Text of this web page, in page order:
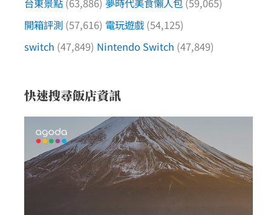
台東景點 (63,886) 夢時代美食懶人包 (59,065)
開箱評測 (57,616) 電玩遊戲 (54,125)
switch (47,849) Nintendo Switch (47,849)
快速搜尋飯店資訊